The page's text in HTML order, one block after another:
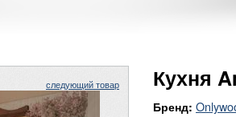
следующий товар Кухня
Бренд: